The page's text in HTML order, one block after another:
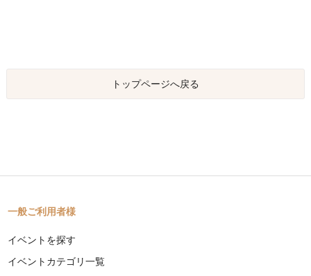
トップページへ戻る
一般ご利用者様
イベントを探す
イベントカテゴリ一覧